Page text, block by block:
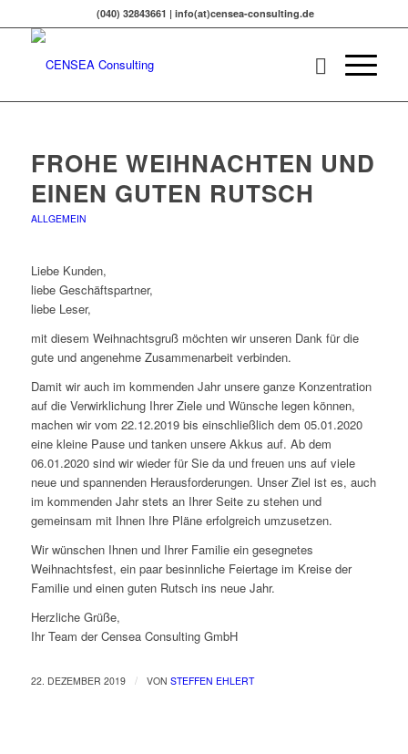
(040) 32843661 | info(at)censea-consulting.de
FROHE WEIHNACHTEN UND
EINEN GUTEN RUTSCH
ALLGEMEIN
Liebe Kunden,
liebe Geschäftspartner,
liebe Leser,
mit diesem Weihnachtsgruß möchten wir unseren Dank für die
gute und angenehme Zusammenarbeit verbinden.
Damit wir auch im kommenden Jahr unsere ganze Konzentration
auf die Verwirklichung Ihrer Ziele und Wünsche legen können,
machen wir vom 22.12.2019 bis einschließlich dem 05.01.2020
eine kleine Pause und tanken unsere Akkus auf. Ab dem
06.01.2020 sind wir wieder für Sie da und freuen uns auf viele
neue und spannenden Herausforderungen. Unser Ziel ist es, auch
im kommenden Jahr stets an Ihrer Seite zu stehen und
gemeinsam mit Ihnen Ihre Pläne erfolgreich umzusetzen.
Wir wünschen Ihnen und Ihrer Familie ein gesegnetes
Weihnachtsfest, ein paar besinnliche Feiertage im Kreise der
Familie und einen guten Rutsch ins neue Jahr.
Herzliche Grüße,
Ihr Team der Censea Consulting GmbH
22. DEZEMBER 2019 / VON STEFFEN EHLERT